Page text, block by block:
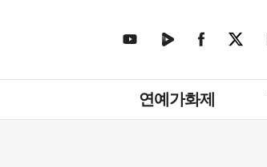
뉴
연예가화제